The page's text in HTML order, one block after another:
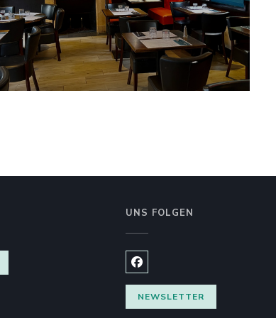
UNS FOLGEN
Facebook ((öffnet ein neues
NEWSLETTER